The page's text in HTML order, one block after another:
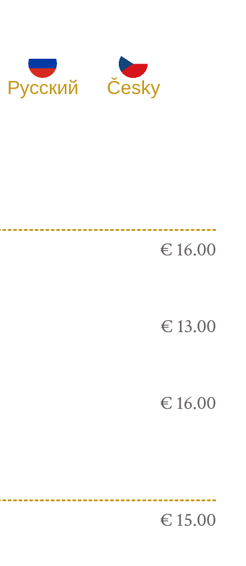
Русский Česky
€ 16.00
€ 13.00
€ 16.00
€ 15.00